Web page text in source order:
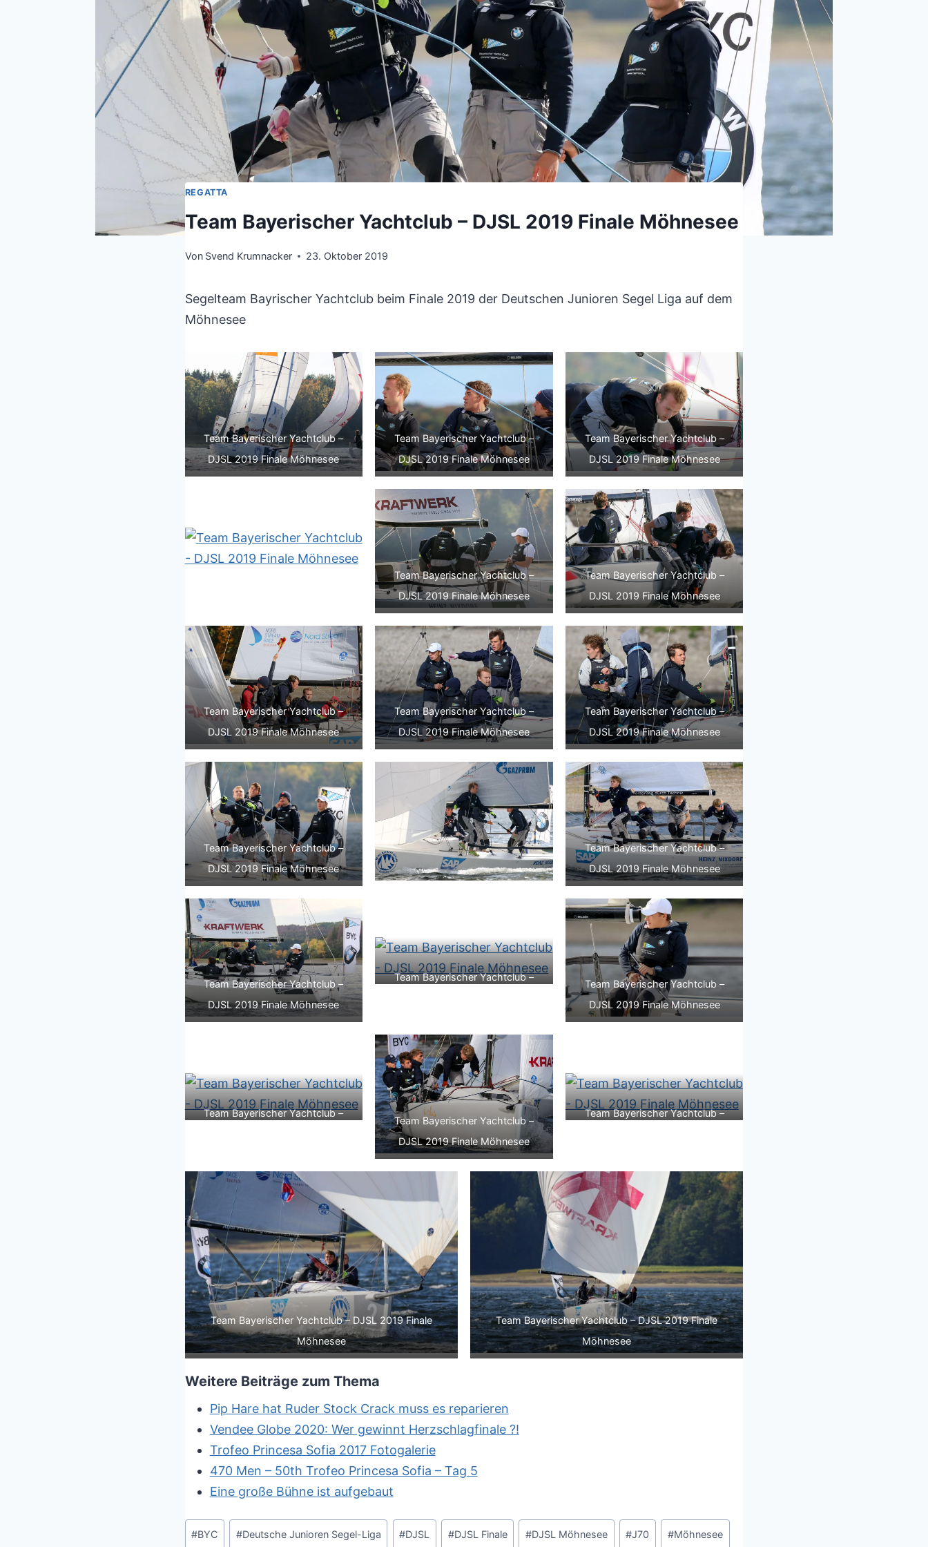
REGATTA
Team Bayerischer Yachtclub – DJSL 2019 Finale Möhnesee
Von Svend Krumnacker 23. Oktober 2019
Segelteam Bayrischer Yachtclub beim Finale 2019 der Deutschen Junioren Segel Liga auf dem
Möhnesee
Team Bayerischer Yachtclub –
DJSL 2019 Finale Möhnesee
Team Bayerischer Yachtclub –
DJSL 2019 Finale Möhnesee
Team Bayerischer Yachtclub –
DJSL 2019 Finale Möhnesee
Team Bayerischer Yachtclub –
DJSL 2019 Finale Möhnesee
Team Bayerischer Yachtclub –
DJSL 2019 Finale Möhnesee
Team Bayerischer Yachtclub –
DJSL 2019 Finale Möhnesee
Team Bayerischer Yachtclub –
DJSL 2019 Finale Möhnesee
Team Bayerischer Yachtclub –
DJSL 2019 Finale Möhnesee
Team Bayerischer Yachtclub –
DJSL 2019 Finale Möhnesee
Team Bayerischer Yachtclub –
DJSL 2019 Finale Möhnesee
Team Bayerischer Yachtclub –
DJSL 2019 Finale Möhnesee
Team Bayerischer Yachtclub –
Team Bayerischer Yachtclub –
DJSL 2019 Finale Möhnesee
Team Bayerischer Yachtclub –
Team Bayerischer Yachtclub –
DJSL 2019 Finale Möhnesee
Team Bayerischer Yachtclub –
Team Bayerischer Yachtclub – DJSL 2019 Finale
Möhnesee
Team Bayerischer Yachtclub – DJSL 2019 Finale
Möhnesee
Weitere Beiträge zum Thema
Pip Hare hat Ruder Stock Crack muss es reparieren
Vendee Globe 2020: Wer gewinnt Herzschlagfinale ?!
Trofeo Princesa Sofia 2017 Fotogalerie
470 Men – 50th Trofeo Princesa Sofia – Tag 5
Eine große Bühne ist aufgebaut
Schlagworte:
#BYC #Deutsche Junioren Segel-Liga #DJSL #DJSL Finale #DJSL Möhnesee #J70 #Möhnesee